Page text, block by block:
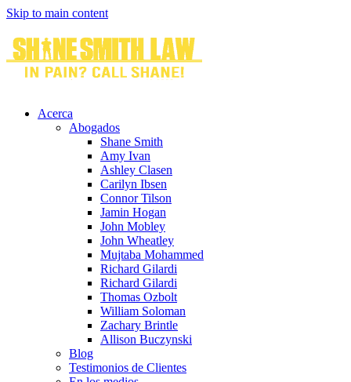
Skip to main content
Acerca
Abogados
Shane Smith
Amy Ivan
Ashley Clasen
Carilyn Ibsen
Connor Tilson
Jamin Hogan
John Mobley
John Wheatley
Mujtaba Mohammed
Richard Gilardi
Richard Gilardi
Thomas Ozbolt
William Soloman
Zachary Brintle
Allison Buczynski
Blog
Testimonios de Clientes